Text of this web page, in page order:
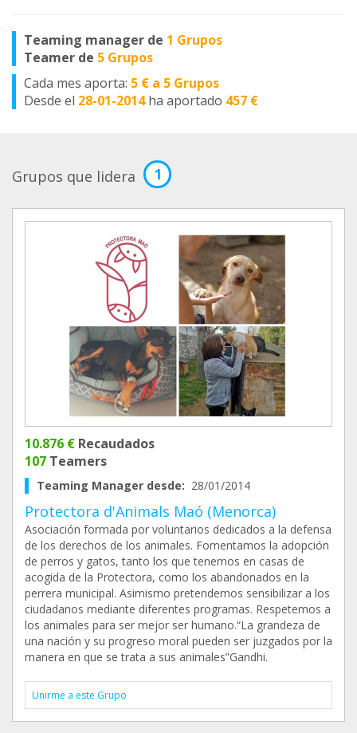
Teaming manager de 1 Grupos
Teamer de 5 Grupos
Cada mes aporta: 5 € a 5 Grupos
Desde el 28-01-2014 ha aportado 457 €
Grupos que lidera 1
10.876 € Recaudados
107 Teamers
Teaming Manager desde: 28/01/2014
Protectora d'Animals Maó (Menorca)
Asociación formada por voluntarios dedicados a la defensa
de los derechos de los animales. Fomentamos la adopción
de perros y gatos, tanto los que tenemos en casas de
acogida de la Protectora, como los abandonados en la
perrera municipal. Asimismo pretendemos sensibilizar a los
ciudadanos mediante diferentes programas. Respetemos a
los animales para ser mejor ser humano.“La grandeza de
una nación y su progreso moral pueden ser juzgados por la
manera en que se trata a sus animales”Gandhi.
Unirme a este Grupo